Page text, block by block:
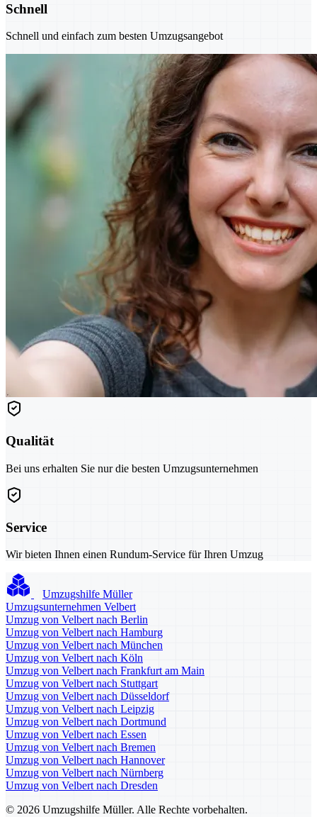
Schnell
Schnell und einfach zum besten Umzugsangebot
Qualität
Bei uns erhalten Sie nur die besten Umzugsunternehmen
Service
Wir bieten Ihnen einen Rundum-Service für Ihren Umzug
Umzugshilfe Müller
Umzugsunternehmen Velbert
Umzug von Velbert nach Berlin
Umzug von Velbert nach Hamburg
Umzug von Velbert nach München
Umzug von Velbert nach Köln
Umzug von Velbert nach Frankfurt am Main
Umzug von Velbert nach Stuttgart
Umzug von Velbert nach Düsseldorf
Umzug von Velbert nach Leipzig
Umzug von Velbert nach Dortmund
Umzug von Velbert nach Essen
Umzug von Velbert nach Bremen
Umzug von Velbert nach Hannover
Umzug von Velbert nach Nürnberg
Umzug von Velbert nach Dresden
© 2026 Umzugshilfe Müller. Alle Rechte vorbehalten.